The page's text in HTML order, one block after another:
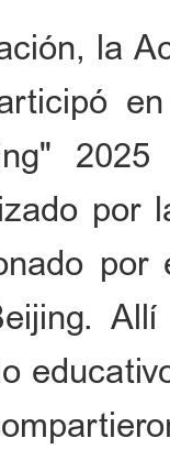
la
por
por